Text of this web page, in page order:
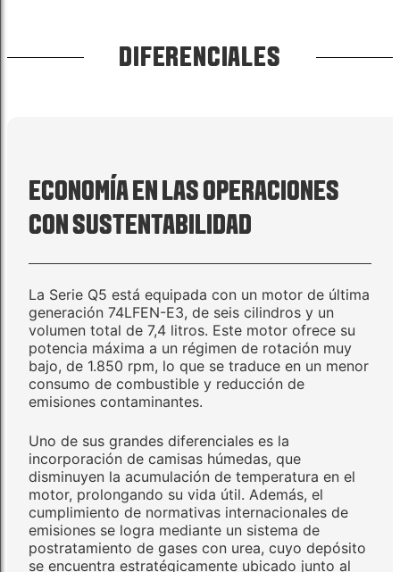
DIFERENCIALES
ECONOMÍA EN LAS OPERACIONES
CON SUSTENTABILIDAD
La Serie Q5 está equipada con un motor de última
generación 74LFEN-E3, de seis cilindros y un
volumen total de 7,4 litros. Este motor ofrece su
potencia máxima a un régimen de rotación muy
bajo, de 1.850 rpm, lo que se traduce en un menor
consumo de combustible y reducción de
emisiones contaminantes.
Uno de sus grandes diferenciales es la
incorporación de camisas húmedas, que
disminuyen la acumulación de temperatura en el
motor, prolongando su vida útil. Además, el
cumplimiento de normativas internacionales de
emisiones se logra mediante un sistema de
postratamiento de gases con urea, cuyo depósito
se encuentra estratégicamente ubicado junto al